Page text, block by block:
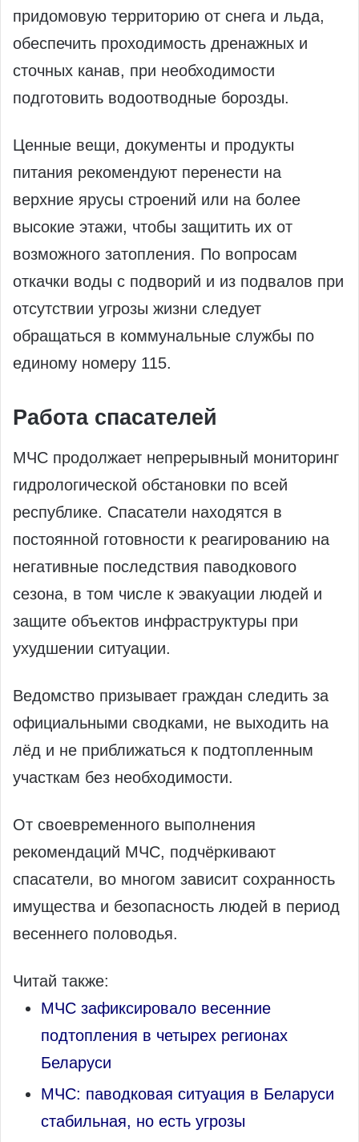
придомовую территорию от снега и льда,
обеспечить проходимость дренажных и
сточных канав, при необходимости
подготовить водоотводные борозды.
Ценные вещи, документы и продукты
питания рекомендуют перенести на
верхние ярусы строений или на более
высокие этажи, чтобы защитить их от
возможного затопления. По вопросам
откачки воды с подворий и из подвалов при
отсутствии угрозы жизни следует
обращаться в коммунальные службы по
единому номеру 115.
Работа спасателей
МЧС продолжает непрерывный мониторинг
гидрологической обстановки по всей
республике. Спасатели находятся в
постоянной готовности к реагированию на
негативные последствия паводкового
сезона, в том числе к эвакуации людей и
защите объектов инфраструктуры при
ухудшении ситуации.
Ведомство призывает граждан следить за
официальными сводками, не выходить на
лёд и не приближаться к подтопленным
участкам без необходимости.
От своевременного выполнения
рекомендаций МЧС, подчёркивают
спасатели, во многом зависит сохранность
имущества и безопасность людей в период
весеннего половодья.
Читай также:
МЧС зафиксировало весенние
подтопления в четырех регионах
Беларуси
МЧС: паводковая ситуация в Беларуси
стабильная, но есть угрозы